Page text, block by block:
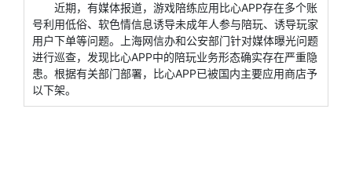
近期，有媒体报道，游戏陪练应用比心APP存在多个账
号利用低俗、软色情信息诱导未成年人参与陪玩、诱导玩家
用户下单等问题。上海网信办和公安部门针对媒体曝光问题
进行巡查，发现比心APP中的陪玩业务形态确实存在严重隐
患。根据有关部门部署，比心APP已被国内主要应用商店予
以下架。